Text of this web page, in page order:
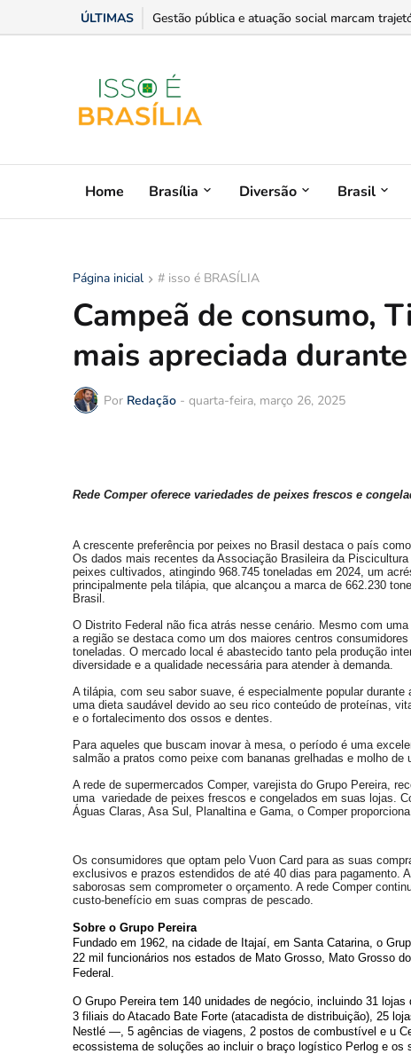
ÚLTIMAS Gestão pública e atuação social marcam
Chris Dantas traz shows da turnê Íntima
Home Brasília Diversão Brasil
Página inicial # isso é BRASÍLIA
Campeã de consumo,
mais apreciada
Por Redação - quarta-feira, março 26, 2025
Rede Comper oferece variedades de peixes frescos e
A crescente preferência por peixes no Brasil destaca o país
Os dados mais recentes da Associação Brasileira da
peixes cultivados, atingindo 968.745 toneladas em 2024, um
principalmente pela tilápia, que alcançou a marca de 662.230
Brasil.
O Distrito Federal não fica atrás nesse cenário. Mesmo com
a região se destaca como um dos maiores centros
toneladas. O mercado local é abastecido tanto pela produção
diversidade e a qualidade necessária para atender à demanda.
A tilápia, com seu sabor suave, é especialmente popular
uma dieta saudável devido ao seu rico conteúdo de proteínas,
e o fortalecimento dos ossos e dentes.
Para aqueles que buscam inovar à mesa, o período é uma
salmão a pratos como peixe com bananas grelhadas e molho
A rede de supermercados Comper, varejista do Grupo Pereira,
uma variedade de peixes frescos e congelados em suas lojas.
Águas Claras, Asa Sul, Planaltina e Gama, o Comper
Os consumidores que optam pelo Vuon Card para as suas
exclusivos e prazos estendidos de até 40 dias para pagamento.
saborosas sem comprometer o orçamento. A rede Comper
custo-benefício em suas compras de pescado.
Sobre o Grupo Pereira
Fundado em 1962, na cidade de Itajaí, em Santa Catarina, o
22 mil funcionários nos estados de Mato Grosso, Mato Grosso
Federal.
O Grupo Pereira tem 140 unidades de negócio, incluindo 31
3 filiais do Atacado Bate Forte (atacadista de distribuição), 25
Nestlé —, 5 agências de viagens, 2 postos de combustível e u
ecossistema de soluções ao incluir o braço logístico Perlog e